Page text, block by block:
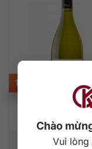
Chào
Vui lòng
Muga Flor de
Blanco
1.480.000
750 ml